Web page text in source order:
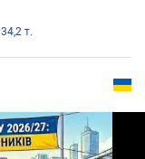
34,2 т.